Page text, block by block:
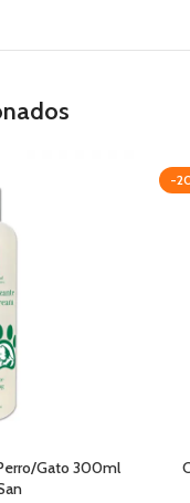
Gato 300ml
-